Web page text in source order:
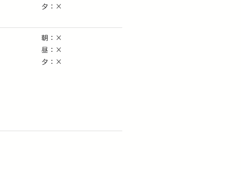
夕：×
朝：×
昼：×
夕：×